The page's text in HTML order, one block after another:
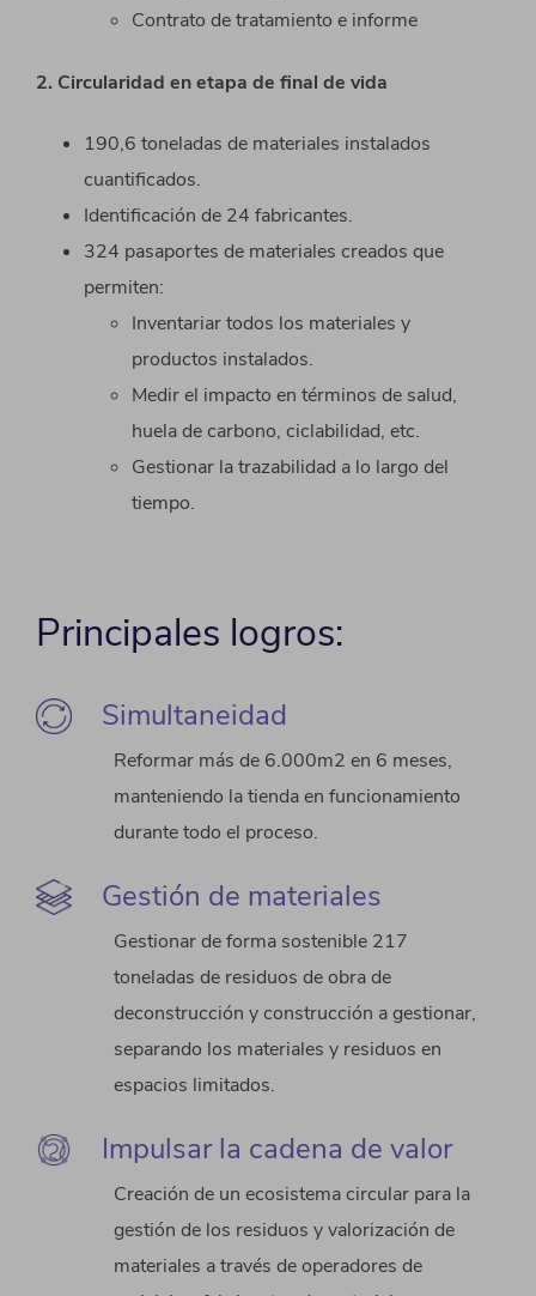
Contrato de tratamiento e informe
2. Circularidad en etapa de final de vida
190,6 toneladas de materiales instalados
cuantificados.
Identificación de 24 fabricantes.
324 pasaportes de materiales creados que
permiten:
Inventariar todos los materiales y
productos instalados.
Medir el impacto en términos de salud,
huela de carbono, ciclabilidad, etc.
Gestionar la trazabilidad a lo largo del
tiempo.
Principales logros:
Simultaneidad
Reformar más de 6.000m2 en 6 meses,
manteniendo la tienda en funcionamiento
durante todo el proceso.
Gestión de materiales
Gestionar de forma sostenible 217
toneladas de residuos de obra de
deconstrucción y construcción a gestionar,
separando los materiales y residuos en
espacios limitados.
Impulsar la cadena de valor
Creación de un ecosistema circular para la
gestión de los residuos y valorización de
materiales a través de operadores de